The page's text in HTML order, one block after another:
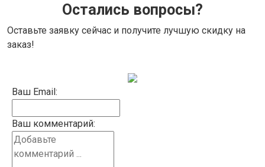
Остались вопросы?
Оставьте заявку сейчас и получите лучшую скидку на
заказ!
Ваш Email:
Ваш комментарий: